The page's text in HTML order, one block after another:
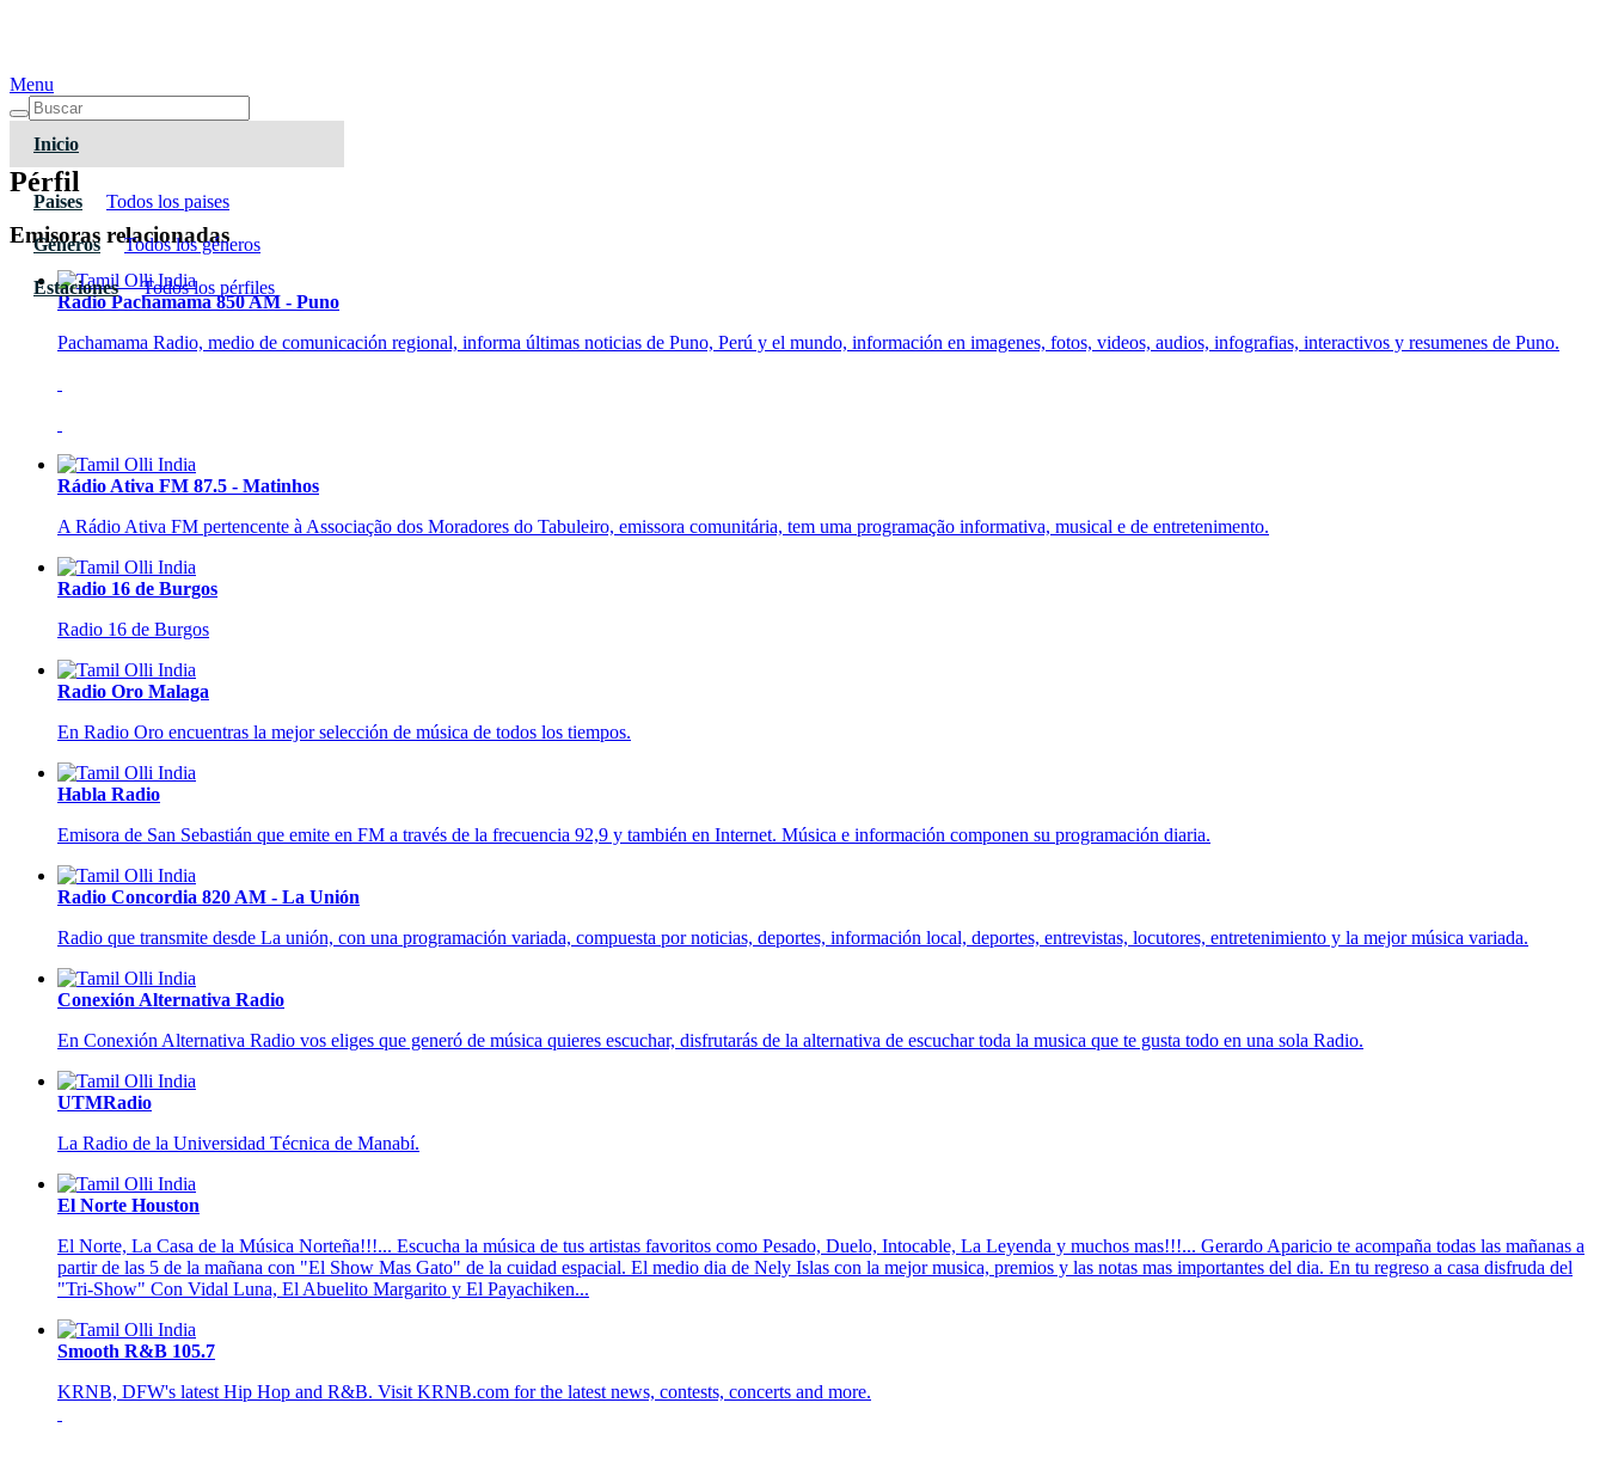
Menu
Inicio
Paises Todos los paises
Géneros Todos los géneros
Estaciones Todos los pérfiles
Pérfil
Emisoras relacionadas
Radio Pachamama 850 AM - Puno
Pachamama Radio, medio de comunicación regional, informa últimas noticias de Puno, Perú y el mundo, información en imagenes, fotos, videos, audios, infografias, interactivos y resumenes de Puno.
Rádio Ativa FM 87.5 - Matinhos
A Rádio Ativa FM pertencente à Associação dos Moradores do Tabuleiro, emissora comunitária, tem uma programação informativa, musical e de entretenimento.
Radio 16 de Burgos
Radio 16 de Burgos
Radio Oro Malaga
En Radio Oro encuentras la mejor selección de música de todos los tiempos.
Habla Radio
Emisora de San Sebastián que emite en FM a través de la frecuencia 92,9 y también en Internet. Música e información componen su programación diaria.
Radio Concordia 820 AM - La Unión
Radio que transmite desde La unión, con una programación variada, compuesta por noticias, deportes, información local, deportes, entrevistas, locutores, entretenimiento y la mejor música variada.
Conexión Alternativa Radio
En Conexión Alternativa Radio vos eliges que generó de música quieres escuchar, disfrutarás de la alternativa de escuchar toda la musica que te gusta todo en una sola Radio.
UTMRadio
La Radio de la Universidad Técnica de Manabí.
El Norte Houston
El Norte, La Casa de la Música Norteña!!!... Escucha la música de tus artistas favoritos como Pesado, Duelo, Intocable, La Leyenda y muchos mas!!!... Gerardo Aparicio te acompaña todas las mañanas a
partir de las 5 de la mañana con "El Show Mas Gato" de la cuidad espacial. El medio dia de Nely Islas con la mejor musica, premios y las notas mas importantes del dia. En tu regreso a casa disfruda del
"Tri-Show" Con Vidal Luna, El Abuelito Margarito y El Payachiken...
Smooth R&B 105.7
KRNB, DFW's latest Hip Hop and R&B. Visit KRNB.com for the latest news, contests, concerts and more.